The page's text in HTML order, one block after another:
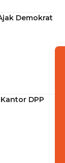
Demokrat
DPP